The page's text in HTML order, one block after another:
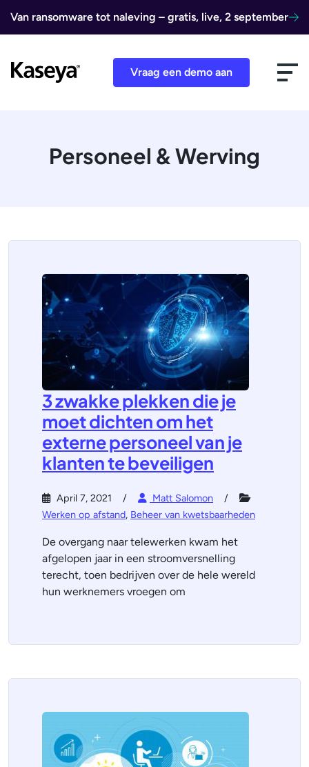
Van ransomware tot naleving – gratis, live, 2 september
Vraag een demo aan
Personeel & Werving
3 zwakke plekken die je
moet dichten om het
externe personeel van je
klanten te beveiligen
April 7, 2021
Matt Salomon
Werken op afstand, Beheer van kwetsbaarheden
De overgang naar telewerken kwam het
afgelopen jaar in een stroomversnelling
terecht, toen bedrijven over de hele wereld
hun werknemers vroegen om